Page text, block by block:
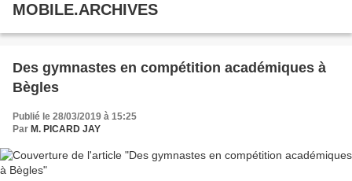
MOBILE.ARCHIVES
Des gymnastes en compétition académiques à
Bègles
Publié le 28/03/2019 à 15:25
Par M. PICARD JAY